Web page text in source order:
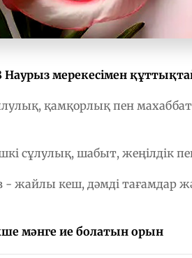
мерекесімен
қамқорлық пен
сұлулық, шабыт, жеңілдік
- жайлы кеш, дәмді тағамдар
мәнге ие болатын орын